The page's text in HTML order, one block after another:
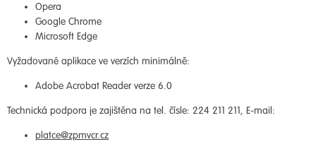
Opera
Google Chrome
Microsoft Edge
Vyžadované aplikace ve verzích minimálně:
Adobe Acrobat Reader verze 6.0
Technická podpora je zajištěna na tel. čísle: 224 211 211, E-mail:
platce@zpmvcr.cz